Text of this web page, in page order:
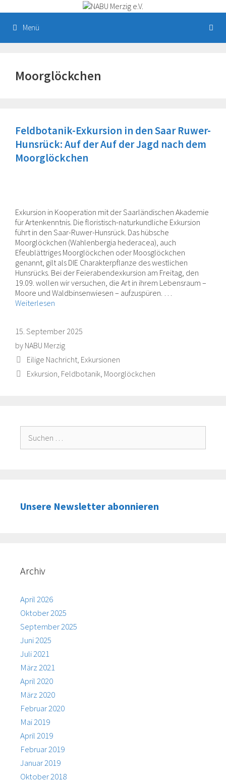
Inhalt
springenMenü
Moorglöckchen
Feldbotanik-Exkursion in den Saar Ruwer-
Hunsrück: Auf der Auf der Jagd nach dem
Moorglöckchen
Exkursion in Kooperation mit der Saarländischen Akademie
für Artenkenntnis. Die floristisch-naturkundliche Exkursion
führt in den Saar-Ruwer-Hunsrück. Das hübsche
Moorglöckchen (Wahlenbergia hederacea), auch
Efeublättriges Moorglöckchen oder Moosglöckchen
genannt, gilt als DIE Charakterpflanze des westlichen
Hunsrücks. Bei der Feierabendexkursion am Freitag, den
19.09. wollen wir versuchen, die Art in ihrem Lebensraum –
Moore und Waldbinsenwiesen – aufzuspüren. …
Weiterlesen
15. September 2025
by NABU Merzig
Categories
Eilige Nachricht, Exkursionen
Tags
Exkursion, Feldbotanik, Moorglöckchen
nach:
Unsere Newsletter abonnieren
Archiv
April 2026
Oktober 2025
September 2025
Juni 2025
Juli 2021
März 2021
April 2020
März 2020
Februar 2020
Mai 2019
April 2019
Februar 2019
Januar 2019
Oktober 2018